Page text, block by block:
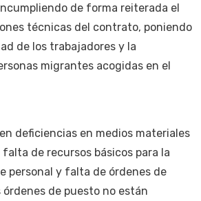
de forma reiterada el
técnicas del contrato, poniendo
de los trabajadores y la
migrantes acogidas en el
deficiencias en medios materiales
de recursos básicos para la
personal y falta de órdenes de
órdenes de puesto no están